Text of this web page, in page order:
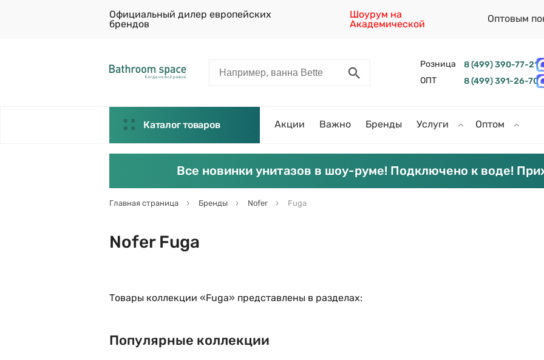
Официальный дилер европейских
брендов
Шоурум на
Академической
Оптовым
Розница 8 (499) 390-77-21
ОПТ
8 (499) 391-26-70
Каталог товаров Акции Важно Бренды Услуги Оптом
Все новинки унитазов в шоу-руме! Подключено к воде!
Главная страница Бренды Nofer Fuga
Nofer Fuga
Товары коллекции «Fuga» представлены в разделах:
Популярные коллекции